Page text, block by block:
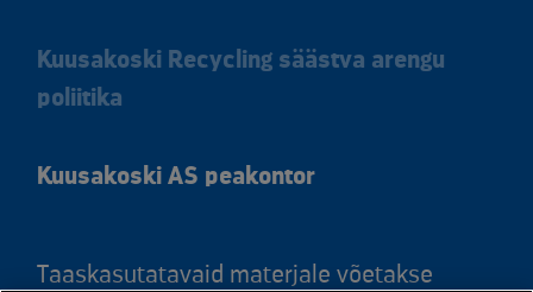
Kuusakoski Recycling säästva arengu
poliitika
Kuusakoski AS peakontor
Taaskasutatavaid materjale võetakse